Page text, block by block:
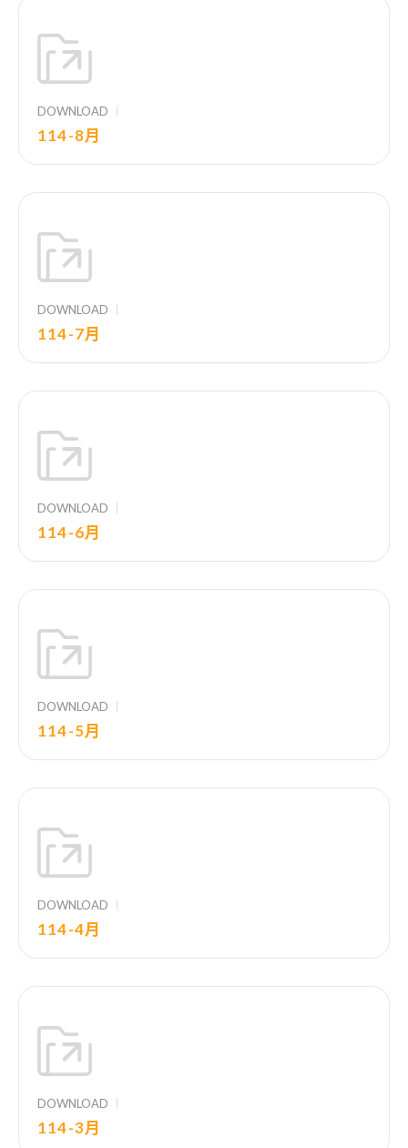
DOWNLOAD
114-8月
DOWNLOAD
114-7月
DOWNLOAD
114-6月
DOWNLOAD
114-5月
DOWNLOAD
114-4月
DOWNLOAD
114-3月